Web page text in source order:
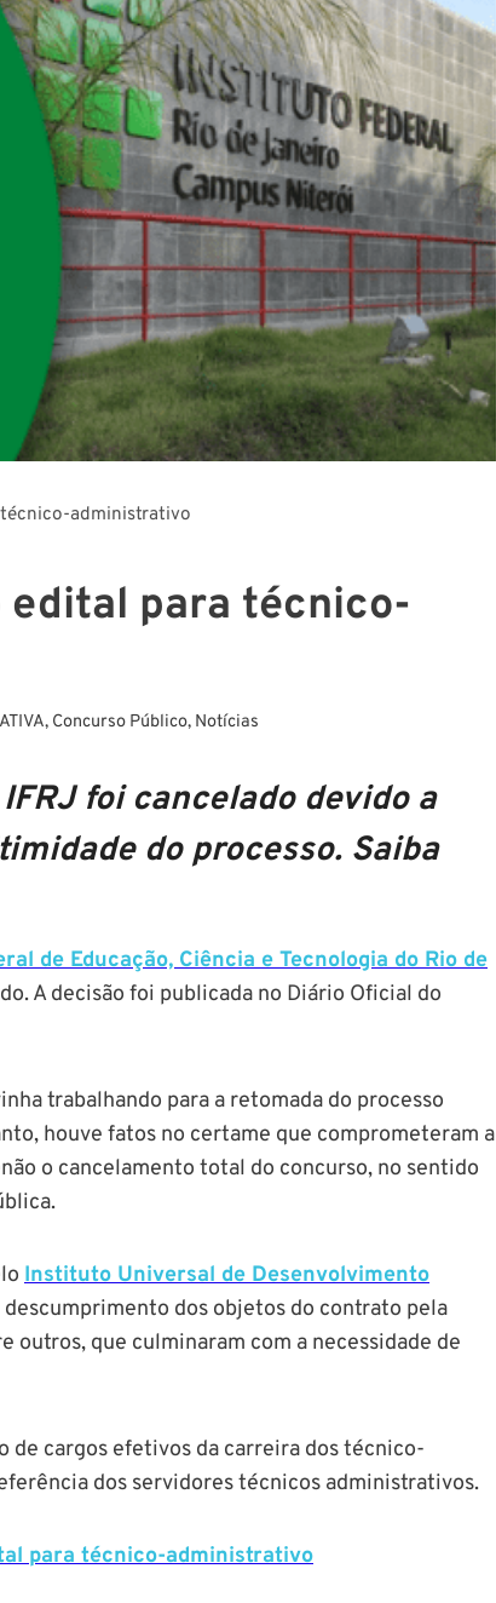
administrativo
edital para técnico-
, Concurso Público, Notícias
foi cancelado devido a
do processo. Saiba
de Educação, Ciência e Tecnologia do Rio de
A decisão foi publicada no Diário Oficial do
trabalhando para a retomada do processo
houve fatos no certame que comprometeram a
o cancelamento total do concurso, no sentido
Instituto Universal de Desenvolvimento
dos objetos do contrato pela
outros, que culminaram com a necessidade de
de cargos efetivos da carreira dos técnico-
dos servidores técnicos administrativos.
para técnico-administrativo